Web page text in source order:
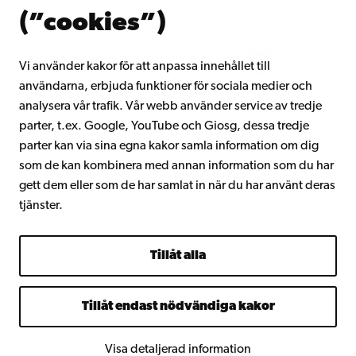
(”cookies”)
Vi använder kakor för att anpassa innehållet till
användarna, erbjuda funktioner för sociala medier och
analysera vår trafik. Vår webb använder service av tredje
parter, t.ex. Google, YouTube och Giosg, dessa tredje
parter kan via sina egna kakor samla information om dig
som de kan kombinera med annan information som du har
gett dem eller som de har samlat in när du har använt deras
tjänster.
Tillåt alla
Tillåt endast nödvändiga kakor
Visa detaljerad information
Intranätet
Facebook InstagramYouTube LinkedIn Blog Snapchat